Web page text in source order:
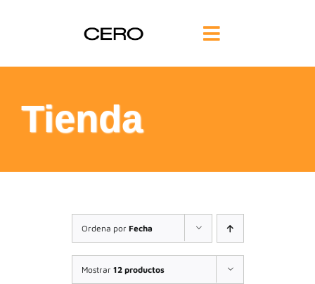
Toggle
Navigation
FILOSOFÍA
TE AYUDAMOS
FORMACIÓN
COMUNIDAD
Tienda
Ordena por Fecha
Mostrar 12 productos